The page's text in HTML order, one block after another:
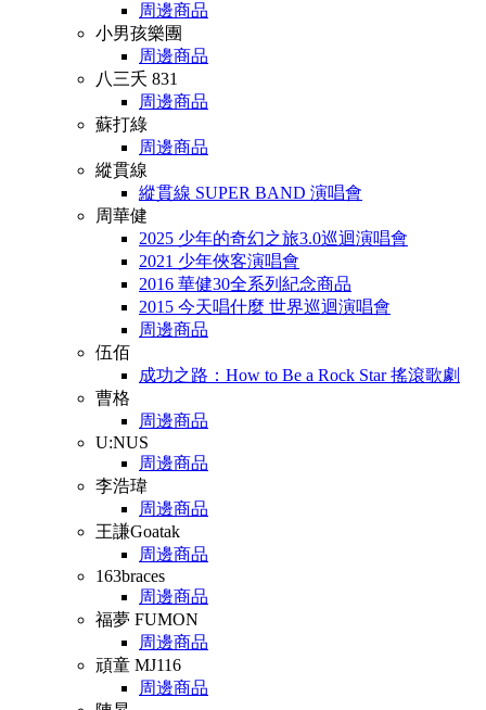
周邊商品
小男孩樂團
周邊商品
八三夭 831
周邊商品
蘇打綠
周邊商品
縱貫線
縱貫線 SUPER BAND 演唱會
周華健
2025 少年的奇幻之旅3.0巡迴演唱會
2021 少年俠客演唱會
2016 華健30全系列紀念商品
2015 今天唱什麼 世界巡迴演唱會
周邊商品
伍佰
成功之路：How to Be a Rock Star 搖滾歌劇
曹格
周邊商品
U:NUS
周邊商品
李浩瑋
周邊商品
王謙Goatak
周邊商品
163braces
周邊商品
福夢 FUMON
周邊商品
頑童 MJ116
周邊商品